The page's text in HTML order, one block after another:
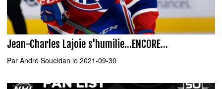
Jean-Charles Lajoie s'humilie...ENCORE...
Par André Soueidan le 2021-09-30